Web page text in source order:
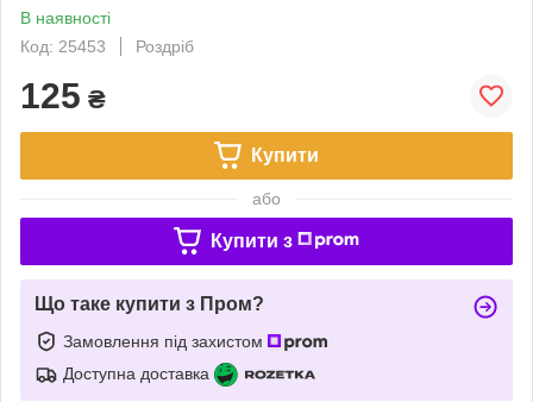
В наявності
Код: 25453
Роздріб
125 ₴
Купити
або
Купити з
Що таке купити з Пром?
Замовлення під захистом
Доступна доставка